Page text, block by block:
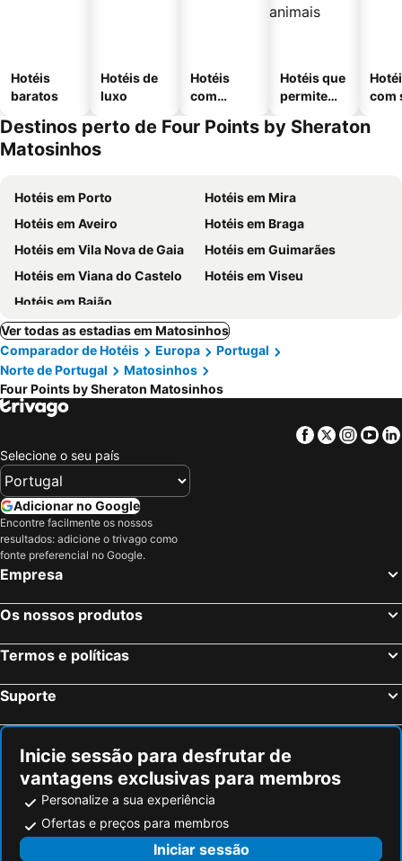
Hotéis
baratos
Hotéis de
luxo
Hotéis
com
Hotéis que
permitem
com
Destinos perto de Four Points by Sheraton
Matosinhos
Hotéis em Porto
Hotéis em Mira
Hotéis em Aveiro
Hotéis em Braga
Hotéis em Vila Nova de Gaia
Hotéis em Guimarães
Hotéis em Viana do Castelo
Hotéis em Viseu
Hotéis em Baião
Ver todas as estadias em Matosinhos
Comparador de Hotéis
Europa
Portugal
Norte de Portugal
Matosinhos
Four Points by Sheraton Matosinhos
Facebook
Twitter
Selecione o seu país
Adicionar no Google
Encontre facilmente os nossos
resultados: adicione o trivago como
fonte preferencial no Google.
Empresa
Os nossos produtos
Termos e políticas
Suporte
Inicie sessão para desfrutar de
vantagens exclusivas para membros
Personalize a sua experiência
Ofertas e preços para membros
Iniciar sessão